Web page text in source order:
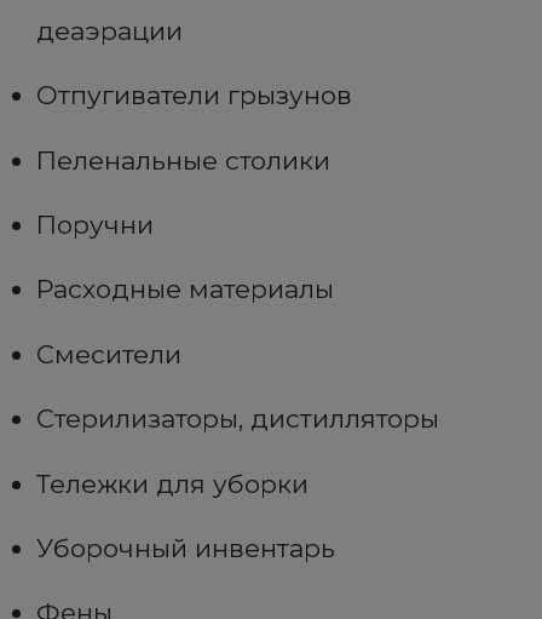
деаэрации
Отпугиватели грызунов
Пеленальные столики
Поручни
Расходные материалы
Смесители
Стерилизаторы, дистилляторы
Тележки для уборки
Уборочный инвентарь
Фены